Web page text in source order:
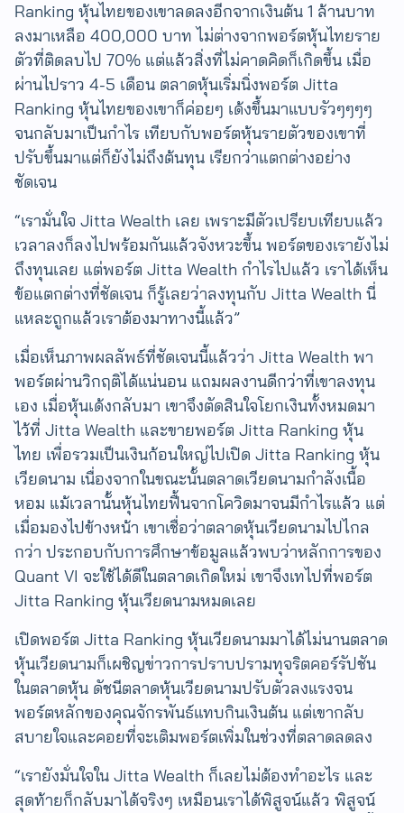
Ranking หุ้นไทยของเขาลดลงอีก​จากเงินต้น 1 ล้านบาท
ลงมาเหลือ 400,000 บาท ไม่ต่างจากพอร์ตหุ้นไทยราย
ตัวที่ติดลบไป 70% แต่แล้วสิ่งที่ไม่คาดคิดก็เกิดขึ้น เมื่อ
ผ่านไปราว 4-5 เดือน ตลาดหุ้นเริ่มนิ่งพอร์ต Jitta
Ranking หุ้นไทยของเขาก็ค่อยๆ เด้งขึ้นมาแบบรัวๆๆๆๆ
จนกลับมาเป็นกำไร เทียบกับพอร์ตหุ้นรายตัวของเขาที่
ปรับขึ้นมาแต่ก็ยังไม่ถึงต้นทุน เรียกว่าแตกต่างอย่าง
ชัดเจน
“เรามั่นใจ Jitta Wealth เลย เพราะมีตัวเปรียบเทียบแล้ว
เวลาลงก็ลงไปพร้อมกันแล้วจังหวะขึ้น พอร์ตของเรายังไม่
ถึงทุนเลย แต่พอร์ต Jitta Wealth กำไรไปแล้ว เราได้เห็น
ข้อแตกต่างที่ชัดเจน ก็รู้เลยว่าลงทุนกับ Jitta Wealth นี่
แหละถูกแล้วเราต้องมาทางนี้แล้ว”
เมื่อเห็นภาพผลลัพธ์ที่ชัดเจนนี้แล้วว่า Jitta Wealth พา
พอร์ตผ่านวิกฤติได้แน่นอน แถมผลงานดีกว่าที่เขาลงทุน
เอง เมื่อหุ้นเด้งกลับมา เขาจึงตัดสินใจโยกเงินทั้งหมดมา
ไว้ที่ Jitta Wealth และขายพอร์ต Jitta Ranking หุ้น
ไทย เพื่อรวมเป็นเงินก้อนใหญ่ไปเปิด Jitta Ranking หุ้น
เวียดนาม เนื่องจากในขณะนั้นตลาดเวียดนามกำลังเนื้อ
หอม แม้เวลานั้นหุ้นไทยฟื้นจากโควิดมาจนมีกำไรแล้ว แต่
เมื่อมองไปข้างหน้า เขาเชื่อว่าตลาดหุ้นเวียดนามไปไกล
กว่า ประกอบกับการศึกษาข้อมูลแล้วพบว่าหลักการของ
Quant VI จะใช้ได้ดีในตลาดเกิดใหม่ เขาจึงเทไปที่พอร์ต
Jitta Ranking หุ้นเวียดนามหมดเลย
เปิดพอร์ต Jitta Ranking หุ้นเวียดนามมาได้ไม่นานตลาด
หุ้นเวียดนามก็เผชิญข่าวการปราบปรามทุจริตคอร์รัปชัน
ในตลาดหุ้น ดัชนีตลาดหุ้นเวียดนามปรับตัวลงแรงจน
พอร์ตหลักของคุณจักรพันธ์แทบกินเงินต้น​ แต่เขากลับ
สบายใจและคอยที่จะเติมพอร์ตเพิ่มในช่วงที่ตลาดลดลง
“เรายังมั่นใจใน Jitta Wealth ก็เลยไม่ต้องทำอะไร และ
สุดท้ายก็กลับมาได้จริงๆ เหมือนเราได้พิสูจน์แล้ว พิสูจน์